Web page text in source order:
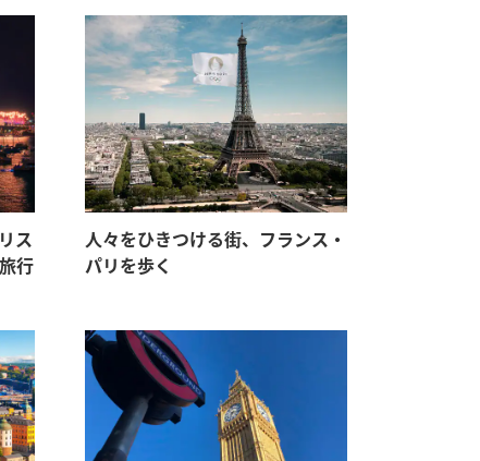
ス
行
人々をひきつける街、フランス・
パリを歩く